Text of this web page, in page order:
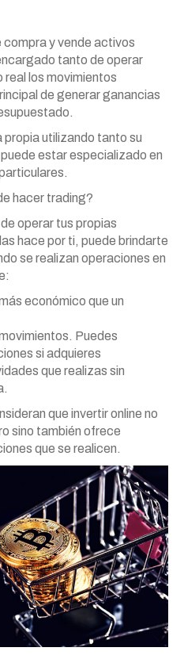
compra y vende activos
tanto de operar
los movimientos
de generar ganancias
utilizando tanto su
estar especializado en
hacer trading?
operar tus propias
hace por ti, puede brindarte
se realizan operaciones en
económico que un
Puedes
si adquieres
que realizas sin
que invertir online no
sino también ofrece
que se realicen.